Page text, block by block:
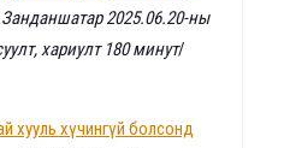
2025.06.20-ны
хариулт 180 минут/
хууль хүчингүй болсонд